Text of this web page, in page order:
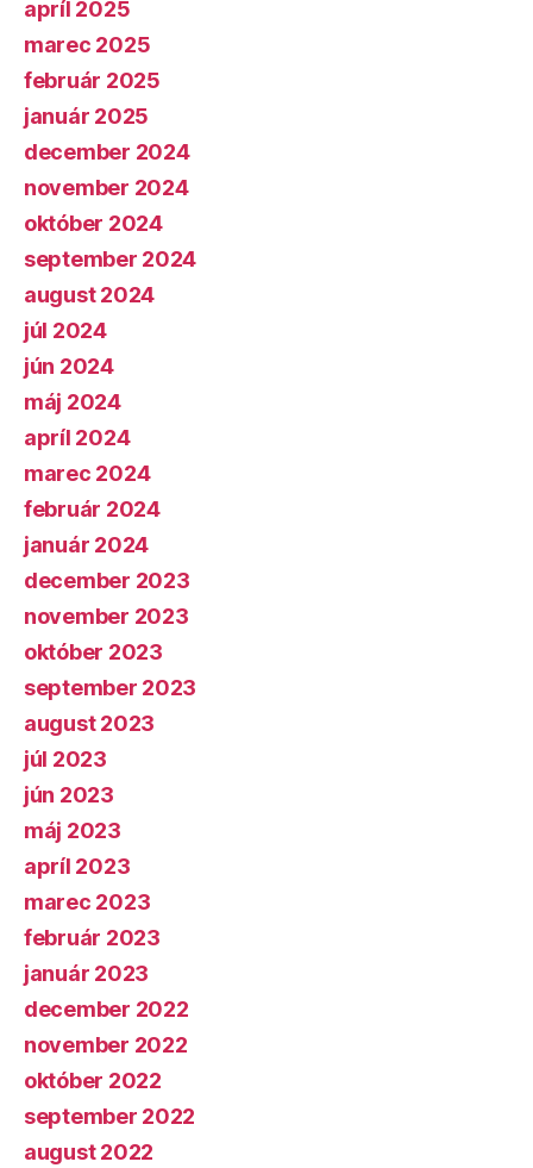
apríl 2025
marec 2025
február 2025
január 2025
december 2024
november 2024
október 2024
september 2024
august 2024
júl 2024
jún 2024
máj 2024
apríl 2024
marec 2024
február 2024
január 2024
december 2023
november 2023
október 2023
september 2023
august 2023
júl 2023
jún 2023
máj 2023
apríl 2023
marec 2023
február 2023
január 2023
december 2022
november 2022
október 2022
september 2022
august 2022